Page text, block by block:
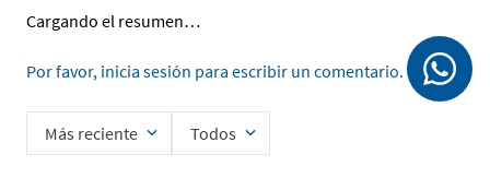
Cargando el resumen…
Por favor, inicia sesión para escribir un comentario.
Más reciente Todos